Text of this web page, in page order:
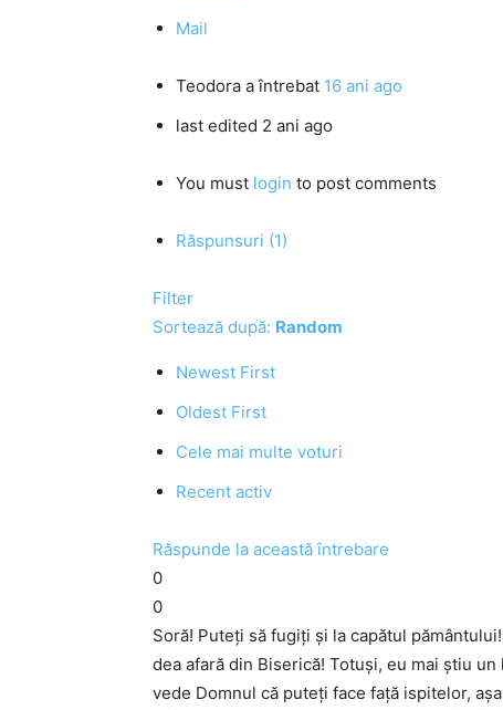
Mail
Teodora a întrebat 16 ani ago
last edited 2 ani ago
You must login to post comments
Răspunsuri (1)
Filter
Sortează după: Random
Newest First
Oldest First
Cele mai multe voturi
Recent activ
Răspunde la această întrebare
0
0
Soră! Puteţi să fugiţi şi la capătul
dea afară din Biserică! Totuşi, eu mai ştiu
vede Domnul că puteţi face faţă ispitelor,